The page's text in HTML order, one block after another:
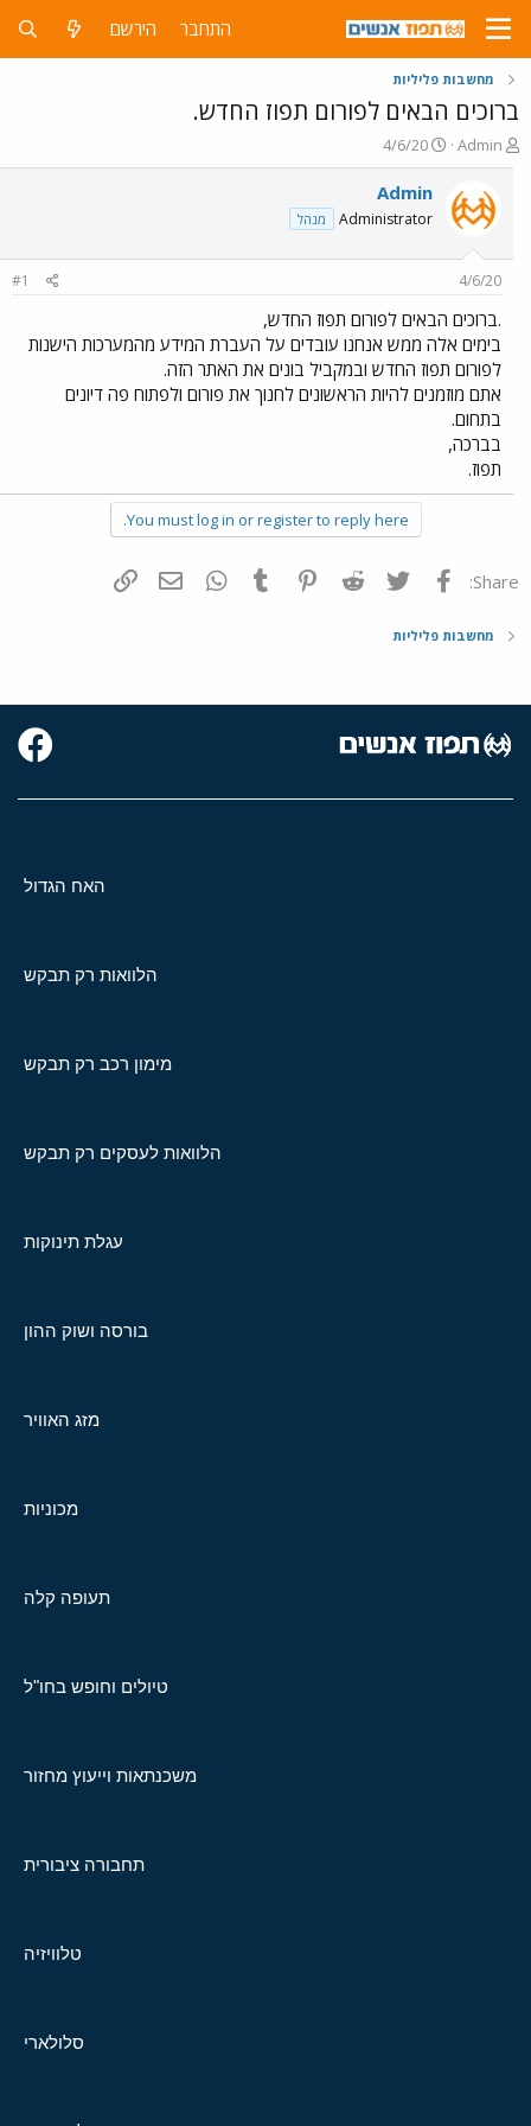
התחבר הירשם
מחשבות פליליות
ברוכים הבאים לפורום תפוז החדש.
פ
ו
ח
ו
ש
א
Admin
פ
ו
ר
ם
ר
י
ך
4/6/20
Admin
Administrator מנהל
4/6/20
#1
.ברוכים הבאים לפורום תפוז החדש,
בימים אלה ממש אנחנו עובדים על העברת המידע מהמערכות הישנות
לפורום תפוז החדש ובמקביל בונים את האתר הזה.
אתם מוזמנים להיות הראשונים לחנוך את פורום ולפתוח פה דיונים
בתחום.
בברכה,
תפוז.
You must log in or register to reply here.
Share: פייסבוק Twitter
Reddit
Pinterest
Tumblr
WhatsAppדואר אלקטרוני
מחשבות פליליות
האח הגדול
הלוואות רק תבקש
מימון רכב רק תבקש
הלוואות לעסקים רק תבקש
עגלת תינוקות
בורסה ושוק ההון
מזג האוויר
מכוניות
תעופה קלה
טיולים וחופש בחו"ל
משכנתאות וייעוץ מחזור
תחבורה ציבורית
טלוויזיה
סלולארי